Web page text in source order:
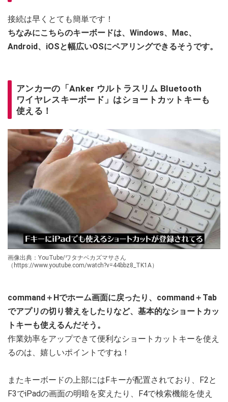
接続は早くとても簡単です！
ちなみにこちらのキーボードは、Windows、Mac、
Android、iOSと幅広いOSにペアリングできるそうです。
アンカーの「Anker ウルトラスリム Bluetooth
ワイヤレスキーボード」はショートカットキーも
使える！
画像出典：YouTube/ワタナベカズマサさん
（https://www.youtube.com/watch?v=44bbz8_TK1A）
command＋Hでホーム画面に戻ったり、command＋Tab
でアプリの切り替えをしたりなど、基本的なショートカッ
トキーも使えるんだそう。
作業効率をアップできて便利なショートカットキーを使え
るのは、嬉しいポイントですね！
またキーボードの上部にはFキーが配置されており、F2と
F3でiPadの画面の明暗を変えたり、F4で検索機能を使え